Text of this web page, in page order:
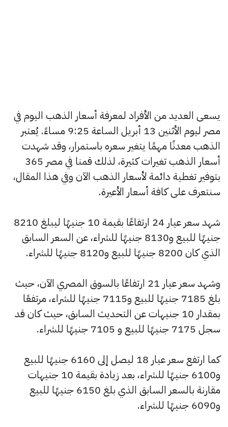
يسعى العديد من الأفراد لمعرفة أسعار الذهب اليوم في
مصر ليوم الأثنين 13 أبريل الساعة 9:25 مساءً. يُعتبر
الذهب معدنًا مهمًا يتغير سعره باستمرار، وقد شهدت
أسعار الذهب تغيرات كثيرة، لذلك قمنا في مصر 365
بتوفير تغطية دائمة لأسعار الذهب الآن وفي هذا المقال،
سنتعرف على كافة أسعار الأعيرة.
شهد سعر عيار 24 ارتفاعًا بقيمة 10 جنيهًا ليبلغ 8210
جنيهًا للبيع و8130 جنيهًا للشراء، عن السعر السابق
الذي كان 8200 جنيهًا للبيع و8120 جنيهًا للشراء.
وشهد سعر عيار 21 ارتفاعًا بالسوق المصري الآن، حيث
بلغ 7185 جنيهًا للبيع و7115 جنيهًا للشراء، مرتفعًا
بمقدار 10 جنيهات عن التحديث السابق، حيث كان قد
سجل 7175 جنيهًا للبيع و 7105 جنيهًا للشراء.
كما ارتفع سعر عيار 18 ليصل إلى 6160 جنيهًا للبيع
و6100 جنيهًا للشراء، بعد زيادة بقيمة 10 جنيهات
مقارنة بالسعر السابق الذي بلغ 6150 جنيهًا للبيع
و6090 جنيهًا للشراء.